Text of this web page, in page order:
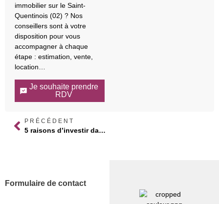
immobilier sur le Saint-
Quentinois (02) ? Nos
conseillers sont à votre
disposition pour vous
accompagner à chaque
étape : estimation, vente,
location…
Je souhaite prendre
RDV
PRÉCÉDENT
5 raisons d’investir dans l’immobilier à Saint-Quentin (02)
Formulaire de contact